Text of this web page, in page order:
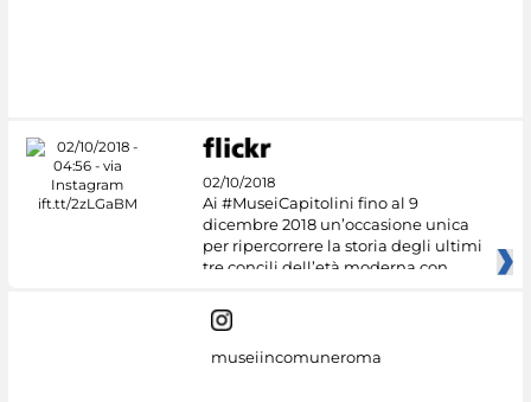
02/10/2018
Ai #MuseiCapitolini fino al 9
dicembre 2018 un’occasione unica
per ripercorrere la storia degli ultimi
tre concili dell’età moderna con
museiincomuneroma